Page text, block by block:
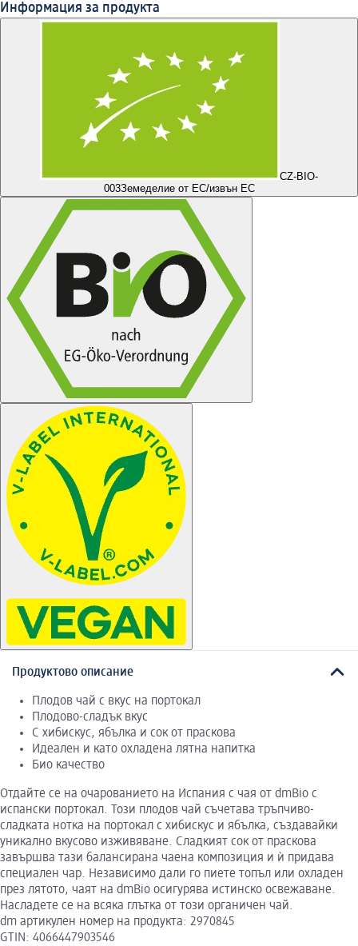
Информация за продукта
CZ-BIO-
003Земеделие от ЕС/извън ЕС
Продуктово описание
Плодов чай с вкус на портокал
Плодово-сладък вкус
С хибискус, ябълка и сок от праскова
Идеален и като охладена лятна напитка
Био качество
Отдайте се на очарованието на Испания с чая от dmBio с
испански портокал. Този плодов чай съчетава тръпчиво-
сладката нотка на портокал с хибискус и ябълка, създавайки
уникално вкусово изживяване. Сладкият сок от праскова
завършва тази балансирана чаена композиция и ѝ придава
специален чар. Независимо дали го пиете топъл или охладен
през лятото, чаят на dmBio осигурява истинско освежаване.
Насладете се на всяка глътка от този органичен чай.
dm артикулен номер на продукта: 2970845
GTIN: 4066447903546